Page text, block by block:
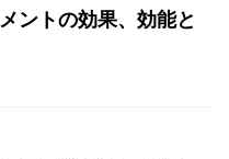
ントの効果、効能と